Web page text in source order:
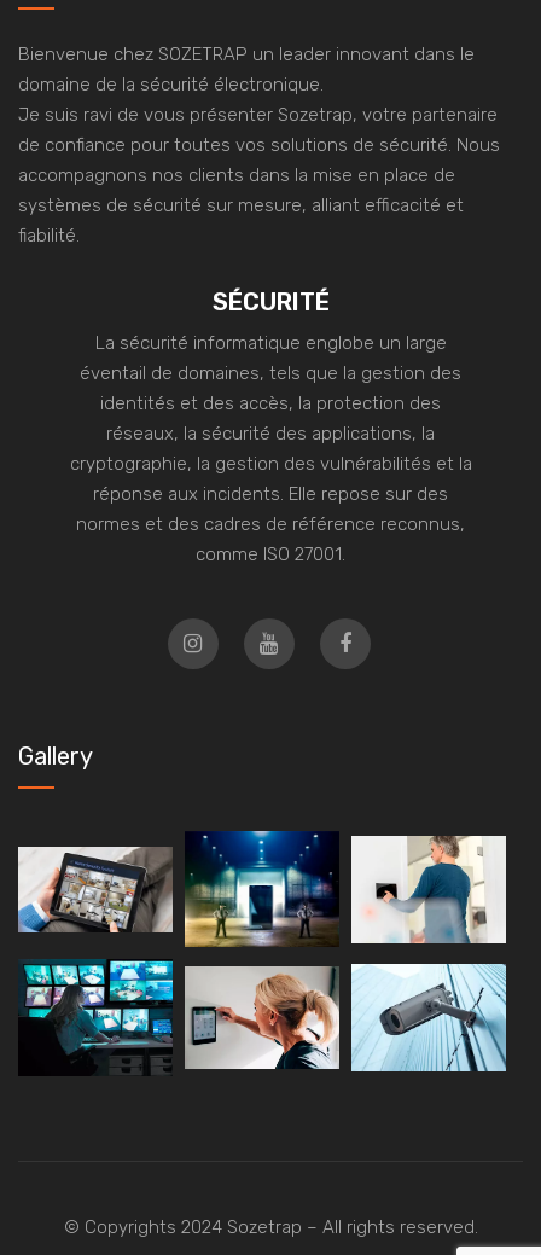
Bienvenue chez SOZETRAP un leader innovant dans le
domaine de la sécurité électronique.
Je suis ravi de vous présenter Sozetrap, votre partenaire
de confiance pour toutes vos solutions de sécurité. Nous
accompagnons nos clients dans la mise en place de
systèmes de sécurité sur mesure, alliant efficacité et
fiabilité.
SÉCURITÉ
La sécurité informatique englobe un large
éventail de domaines, tels que la gestion des
identités et des accès, la protection des
réseaux, la sécurité des applications, la
cryptographie, la gestion des vulnérabilités et la
réponse aux incidents. Elle repose sur des
normes et des cadres de référence reconnus,
comme ISO 27001.
Gallery
© Copyrights 2024 Sozetrap – All rights reserved.